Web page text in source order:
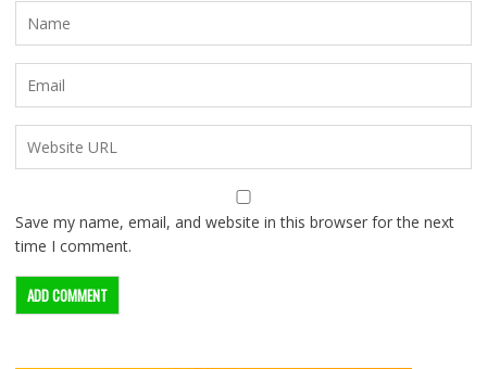
Save my name, email, and website in this browser for the next
time I comment.